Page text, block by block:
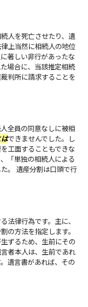
人を死亡させたり、遺
上当然に相続人の地位
著しい非行があったな
場合に、当該推定相続
判所に請求することを
全員の同意なしに被相
できませんでした。し
工面することもできな
「単独の相続人による
。 遺産分割は口頭で行
法律行為です。主に、
の方法を指定します。
ずるため、生前にその
者本人は、生前であれ
遺言書があれば、その